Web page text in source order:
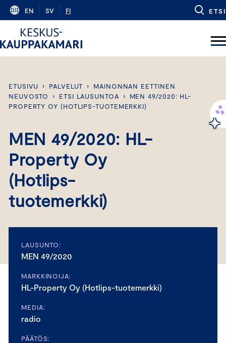
Skip
content
EN SV FI ETSI
ETUSIVU › PALVELUT ›
MAINONNAN EETTINEN
NEUVOSTO
› ETSI LAUSUNTOA ›
MEN 49/2020: HL-
PROPERTY OY (HOTLIPS-TUOTEMERKKI)
MEN 49/2020: HL-
Property Oy
(Hotlips-
tuotemerkki)
LAUSUNTO:
MEN 49/2020
MARKKINOIJA:
HL-Property Oy (Hotlips-tuotemerkki)
MEDIA:
radio
PÄÄTÖS: